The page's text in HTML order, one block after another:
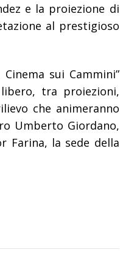
e la proiezione di
al prestigioso
sui Cammini”
tra proiezioni,
che animeranno
Umberto Giordano,
Farina, la sede della